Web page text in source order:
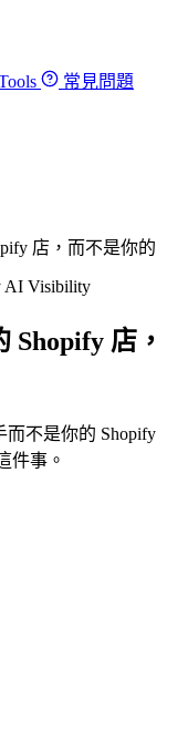
常見問題
店，而不是你的
AI Visibility
Shopify 店，
而不是你的 Shopify
件事。